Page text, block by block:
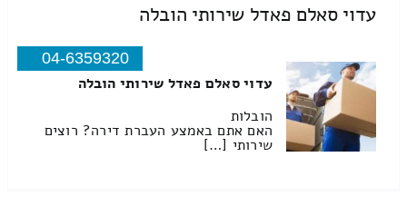
עדוי סאלם פאדל שירותי הובלה
04-6359320
עדוי סאלם פאדל שירותי הובלה
הובלות
האם אתם באמצע העברת דירה? רוצים
שירותי […]